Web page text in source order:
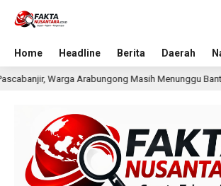
Home Headline Berita Daerah
Menunggu Bantuan Perbaikan Rumah 7